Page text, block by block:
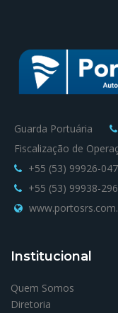
Guarda Portuária
Fiscalização de
+55 (53) 99926-
+55 (53) 99938-
Institucional
Quem Somos
Diretoria